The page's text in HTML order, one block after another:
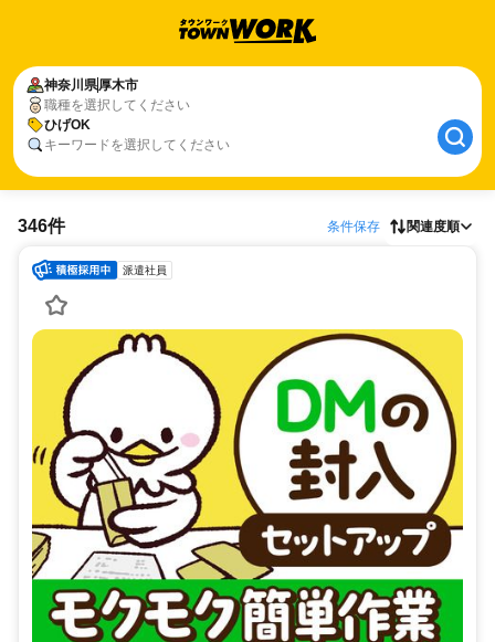
神奈川県厚木市
職種を選択してください
ひげOK
キーワードを選択してください
346件 条件保存 関連度順
派遣社員